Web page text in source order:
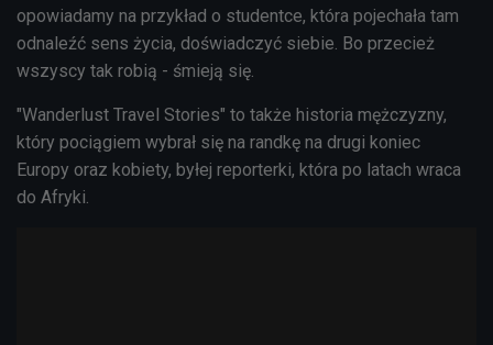
opowiadamy na przykład o studentce, która pojechała tam
odnaleźć sens życia, doświadczyć siebie. Bo przecież
wszyscy tak robią - śmieją się.
"Wanderlust Travel Stories" to także historia mężczyzny,
który pociągiem wybrał się na randkę na drugi koniec
Europy oraz kobiety, byłej reporterki, która po latach wraca
do Afryki.